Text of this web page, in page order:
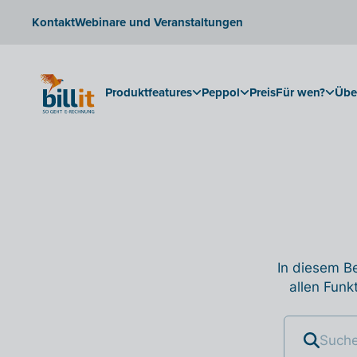
KontaktWebinare und Veranstaltungen
Produktfeatures Peppol PreisFür wen?
In diesem
allen